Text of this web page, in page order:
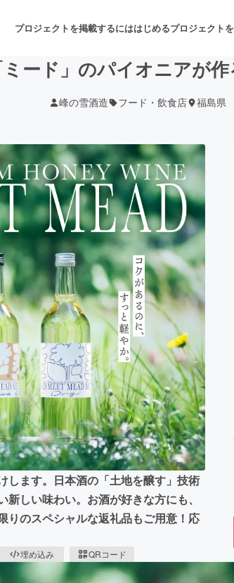
プロジェクトを掲載するにははじめるプロジェクト
楽 舞台・パ
ーム・サービス開発 フード・飲
籍・雑誌出版 アニメ・漫
レンジ ビューテ
CAMPFIRE for Social GoodCAMPFIRE
CAMPFIREふるさと納税machi-yaコミュニテ
ミード」のパイオニアが
峰の雪酒造 フード・飲食店 福島県
します。日本酒の「土地を醸す」技術
しい味わい。お酒が好きな方にも、
りのスペシャルな返礼品もご用意！応
埋め込み QRコード